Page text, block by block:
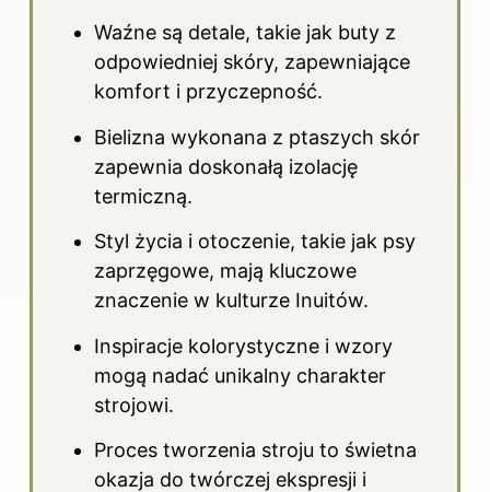
Waźne są detale, takie jak buty z
odpowiedniej skóry, zapewniające
komfort i przyczepność.
Bielizna wykonana z ptaszych skór
zapewnia doskonałą izolację
termiczną.
Styl życia i otoczenie, takie jak psy
zaprzęgowe, mają kluczowe
znaczenie w kulturze Inuitów.
Inspiracje kolorystyczne i wzory
mogą nadać unikalny charakter
strojowi.
Proces tworzenia stroju to świetna
okazja do twórczej ekspresji i